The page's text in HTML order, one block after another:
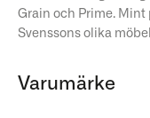
Grain och Prime. Mint
Svenssons olika
Varumärke